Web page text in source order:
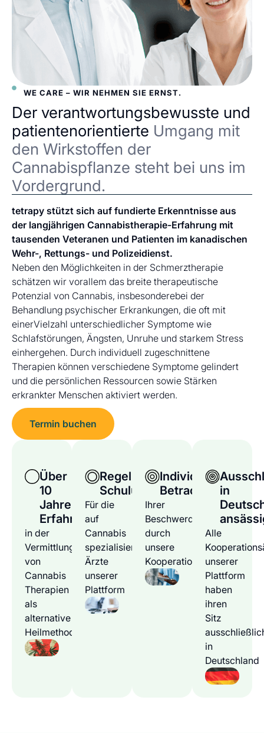
WE CARE – WIR NEHMEN SIE ERNST.
Der verantwortungsbewusste und
patientenorientierte Umgang mit
den Wirkstoffen der
Cannabispflanze steht bei uns im
Vordergrund.
tetrapy stützt sich auf fundierte Erkenntnisse aus
der langjährigen Cannabistherapie-Erfahrung mit
tausenden Veteranen und Patienten im kanadischen
Wehr-, Rettungs- und Polizeidienst.
Neben den Möglichkeiten in der Schmerztherapie
schätzen wir vorallem das breite therapeutische
Potenzial von Cannabis, insbesonderebei der
Behandlung psychischer Erkrankungen, die oft mit
einerVielzahl unterschiedlicher Symptome wie
Schlafstörungen, Ängsten, Unruhe und starkem Stress
einhergehen. Durch individuell zugeschnittene
Therapien können verschiedene Symptome gelindert
und die persönlichen Ressourcen sowie Stärken
erkrankter Menschen aktiviert werden.
Termin buchen
Über
10
Jahre
Erfahrung
in der
Vermittlung
von
Cannabis
Therapien
als
alternative
Heilmethode
Regelmäßige
Schulungen
Für die
auf
Cannabis
spezialisierten
Ärzte
unserer
Plattform
Individuelle
Betrachtung
Ihrer
Beschwerden
durch
unsere
Kooperationsärzte
in
Alle
unserer
Plattform
haben
ihren
Sitz
in
Deutschland